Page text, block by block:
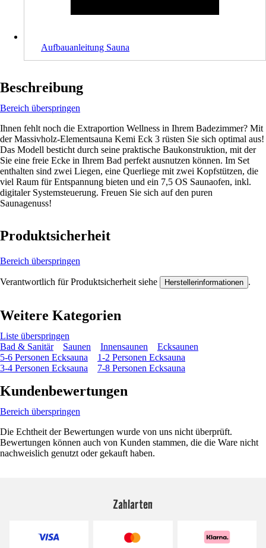
Aufbauanleitung Sauna
Beschreibung
Bereich überspringen
Ihnen fehlt noch die Extraportion Wellness in Ihrem Badezimmer? Mit
der Massivholz-Elementsauna Kemi Eck 3 rüsten Sie sich optimal aus!
Das Modell besticht durch seine praktische Baukonstruktion, mit der
Sie eine freie Ecke in Ihrem Bad perfekt ausnutzen können. Im Set
enthalten sind zwei Liegen, eine Querliege mit zwei Kopfstützen, die
viel Raum für Entspannung bieten und ein 7,5 OS Saunaofen, inkl.
digitaler Systemsteuerung. Freuen Sie sich auf den puren
Saunagenuss!
Produktsicherheit
Bereich überspringen
Verantwortlich für Produktsicherheit siehe Herstellerinformationen .
Weitere Kategorien
Liste überspringen
Bad & Sanitär
Saunen Innensaunen
Ecksaunen
5-6 Personen Ecksauna
1-2 Personen Ecksauna
3-4 Personen Ecksauna
7-8 Personen Ecksauna
Kundenbewertungen
Bereich überspringen
Die Echtheit der Bewertungen wurde von uns nicht überprüft.
Bewertungen können auch von Kunden stammen, die die Ware nicht
nachweislich genutzt oder gekauft haben.
Zahlarten